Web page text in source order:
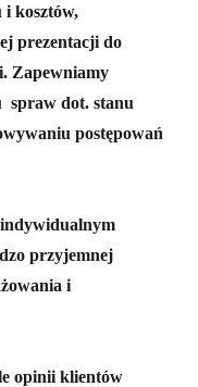
i kosztów,
prezentacji do
Zapewniamy
spraw dot. stanu
postępowań
indywidualnym
przyjemnej
i
opinii klientów